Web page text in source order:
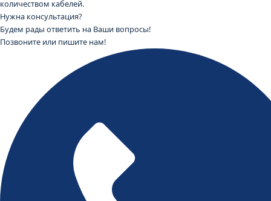
количеством кабелей.
Нужна консультация?
Будем рады ответить на Ваши вопросы!
Позвоните или пишите нам!